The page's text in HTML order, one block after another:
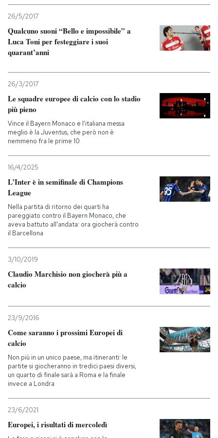
26/5/2017
Qualcuno suoni “Bello e impossibile” a
Luca Toni per festeggiare i suoi
quarant’anni
26/3/2017
Le squadre europee di calcio con lo stadio
più pieno
Vince il Bayern Monaco e l'italiana messa
meglio è la Juventus, che però non è
nemmeno fra le prime 10
16/4/2025
L’Inter è in semifinale di Champions
League
Nella partita di ritorno dei quarti ha
pareggiato contro il Bayern Monaco, che
aveva battuto all'andata: ora giocherà contro
il Barcellona
3/10/2019
Claudio Marchisio non giocherà più a
calcio
23/9/2016
Come saranno i prossimi Europei di
calcio
Non più in un unico paese, ma itineranti: le
partite si giocheranno in tredici paesi diversi,
un quarto di finale sarà a Roma e la finale
invece a Londra
23/6/2021
Europei, i risultati di mercoledì